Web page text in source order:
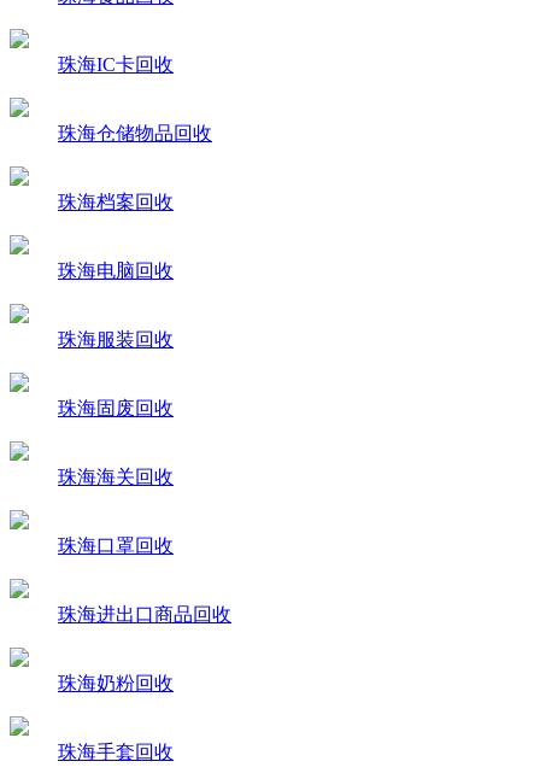
珠海IC卡回收
珠海仓储物品回收
珠海档案回收
珠海电脑回收
珠海服装回收
珠海固废回收
珠海海关回收
珠海口罩回收
珠海进出口商品回收
珠海奶粉回收
珠海手套回收